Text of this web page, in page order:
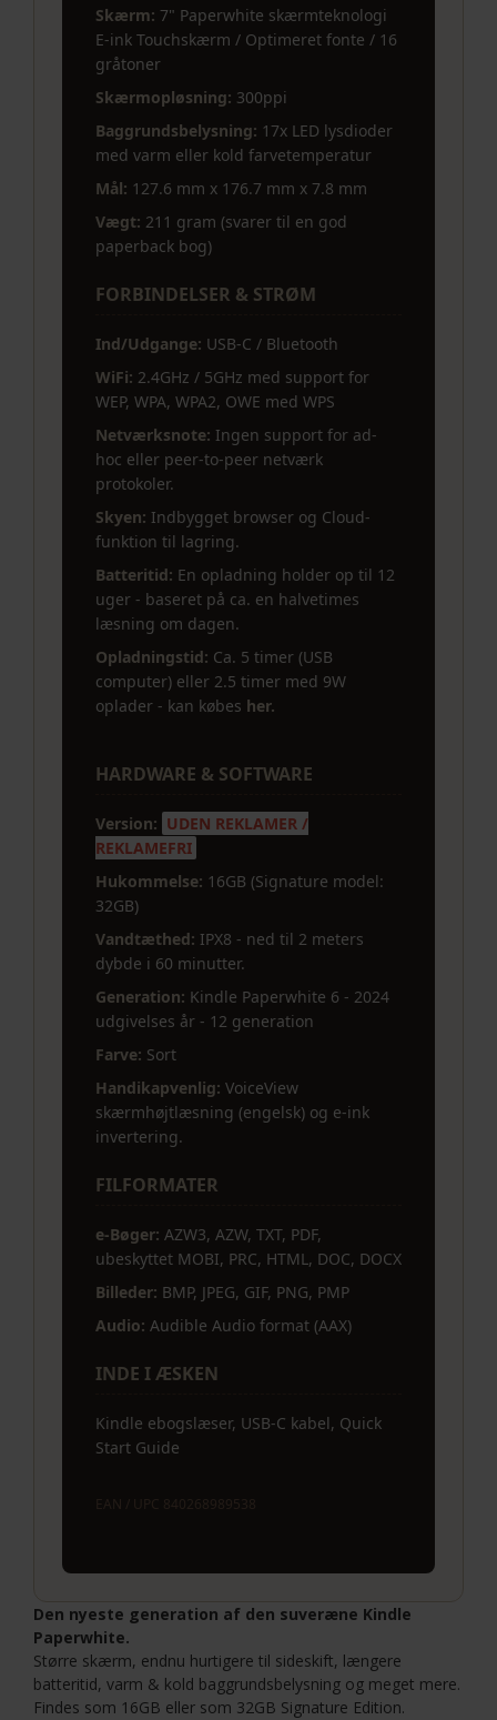
Skærm: 7" Paperwhite skærmteknologi
E-ink Touchskærm / Optimeret fonte / 16
gråtoner
Skærmopløsning: 300ppi
Baggrundsbelysning: 17x LED lysdioder
med varm eller kold farvetemperatur
Mål: 127.6 mm x 176.7 mm x 7.8 mm
Vægt: 211 gram (svarer til en god
paperback bog)
FORBINDELSER & STRØM
Ind/Udgange: USB-C / Bluetooth
WiFi: 2.4GHz / 5GHz med support for
WEP, WPA, WPA2, OWE med WPS
Netværksnote: Ingen support for ad-
hoc eller peer-to-peer netværk
protokoler.
Skyen: Indbygget browser og Cloud-
funktion til lagring.
Batteritid: En opladning holder op til 12
uger - baseret på ca. en halvetimes
læsning om dagen.
Opladningstid: Ca. 5 timer (USB
computer) eller 2.5 timer med 9W
oplader - kan købes her.
HARDWARE & SOFTWARE
Version: UDEN REKLAMER /
REKLAMEFRI
Hukommelse: 16GB (Signature model:
32GB)
Vandtæthed: IPX8 - ned til 2 meters
dybde i 60 minutter.
Generation: Kindle Paperwhite 6 - 2024
udgivelses år - 12 generation
Farve: Sort
Handikapvenlig: VoiceView
skærmhøjtlæsning (engelsk) og e-ink
invertering.
FILFORMATER
e-Bøger: AZW3, AZW, TXT, PDF,
ubeskyttet MOBI, PRC, HTML, DOC, DOCX
Billeder: BMP, JPEG, GIF, PNG, PMP
Audio: Audible Audio format (AAX)
INDE I ÆSKEN
Kindle ebogslæser, USB-C kabel, Quick
Start Guide
EAN / UPC 840268989538
Den nyeste generation af den suveræne Kindle
Paperwhite.
Større skærm, endnu hurtigere til sideskift, længere
batteritid, varm & kold baggrundsbelysning og meget mere.
Findes som 16GB eller som 32GB Signature Edition.